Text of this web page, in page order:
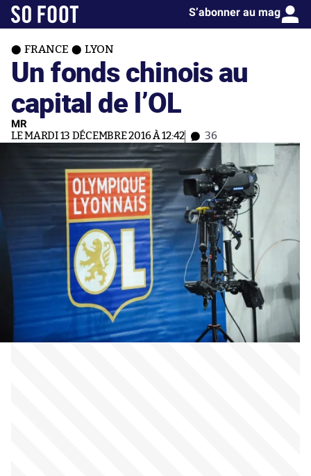
S’abonner au mag
FRANCE LYON
Un fonds chinois au
capital de l’OL
MR
LE MARDI 13 DÉCEMBRE 2016 À 12:42 36